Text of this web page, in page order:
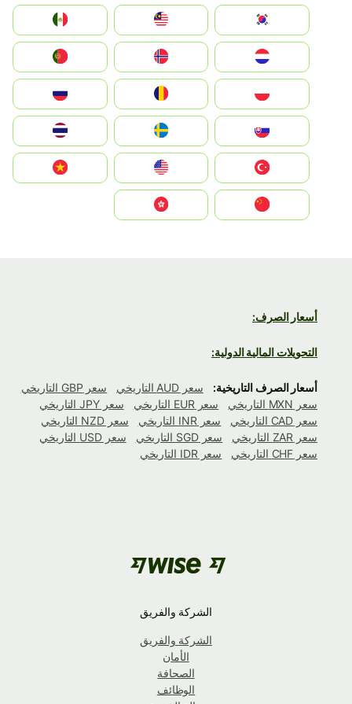
South Korea
Nederland
Portugal
România
Slovensko
United States
Vietnam
أسعار الصرف:
التحويلات المالية الدولية:
أسعار الصرف التاريخية: سعر AUD التاريخي
سعر GBP التاريخي
سعر MXN التاريخي
سعر EUR التاريخي
سعر JPY التاريخي
سعر CAD التاريخي
سعر INR التاريخي
سعر NZD التاريخي
سعر ZAR التاريخي
سعر SGD التاريخي
سعر USD التاريخي
سعر CHF التاريخي
سعر IDR التاريخي
الشركة والفريق
الشركة والفريق
الأمان
الصحافة
الوظائف